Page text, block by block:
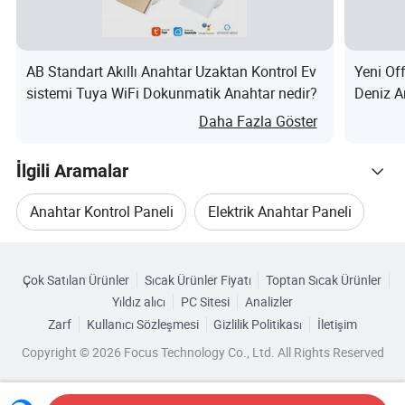
1.5 yıllık garanti sağlayın.
2.Nakliye hizmetleri sağlayın ve müşterilere
nakliye
düzenlemelerinde yardımcı olun.
3.müşterilere reklam ve tanıtım konularında yardımcı
olmak için ürün pazarlama görüntüleri ve tasarım
hizmetleri sağlayın
4.Özel hizmet: Müşteri ihtiyaçlarına göre yeni ürünler
5.12 saat içinde yanıt verme ve müşterilerin sorunları
çözmelerine yardımcı olma taahhüdü.
Paketleme ve Teslimat
AB Standart Akıllı Anahtar Uzaktan Kontrol Ev
sistemi Tuya WiFi Dokunmatik Anahtar nedir?
Daha Fazla Göster
Yeni
Deniz
İlgili Aramalar
Anahtar Kontrol Paneli Elektrik Anahtar Paneli
Anahtar Panel Kutusu
Dokunmatik Anahtar Paneli
Çok Satılan Ürünler Sıcak Ürünler Fiyatı
Toptan Sıcak Ürünler
Yıldız alıcı
PC Sitesi
Analizler
Zarf
Kullanıcı Sözleşmesi Gizlilik Politikası
İletişim
Copyright © 2026 Focus Technology Co., Ltd. All Rights Reserved